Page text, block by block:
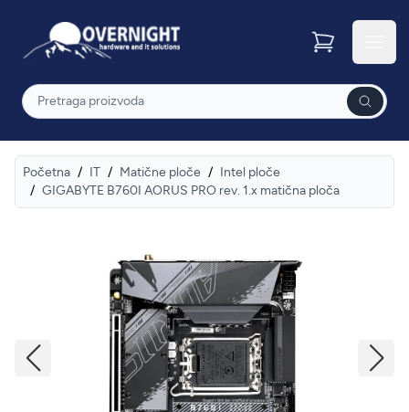
Overnight
Pretraga
Početna / IT / Matične ploče / Intel ploče
/ GIGABYTE B760I AORUS PRO rev. 1.x matična ploča